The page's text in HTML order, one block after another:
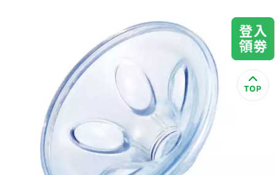
美容／個人清潔
食品／健康食補
購物金查詢
優惠券領取
優惠券查詢